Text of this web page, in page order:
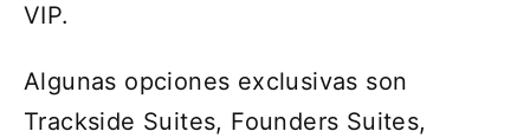
VIP.
Algunas opciones exclusivas son
Trackside Suites, Founders Suites,